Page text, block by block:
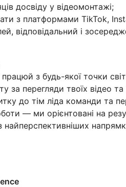
досвіду у відеомонтажі;
з платформами TikTok,
відповідальний і
з будь-якої точки
за перегляди твоїх відео
до тім ліда команди та
— ми орієнтовані на